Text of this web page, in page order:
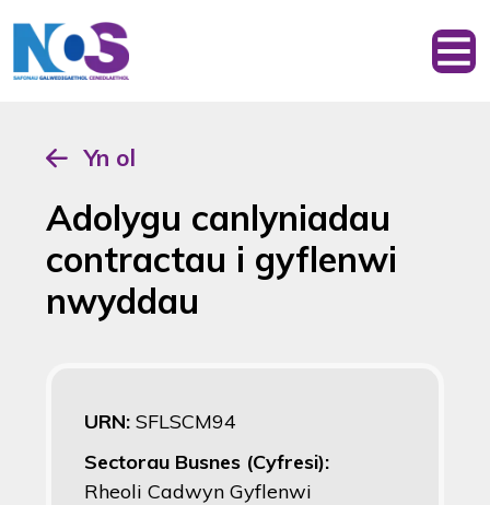
Yn ol
Adolygu canlyniadau
contractau i gyflenwi
nwyddau
URN: SFLSCM94
Sectorau Busnes (Cyfresi):
Rheoli Cadwyn Gyflenwi